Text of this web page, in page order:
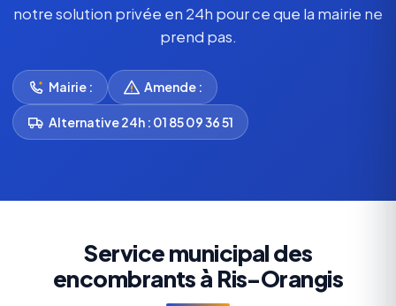
notre solution privée en 24h pour ce que la mairie ne
prend pas.
Mairie : Amende :
Alternative 24h : 01 85 09 36 51
Service municipal des
encombrants à Ris-Orangis